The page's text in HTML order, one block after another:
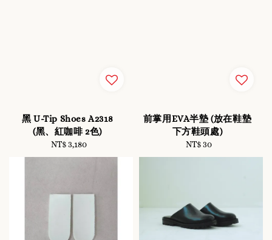
黑 U-Tip Shoes A2318
(黑、紅咖啡 2色)
Regular
price
NT$ 3,180
前掌用EVA半墊 (放在鞋墊
下方鞋頭處)
Regular
price
NT$ 30